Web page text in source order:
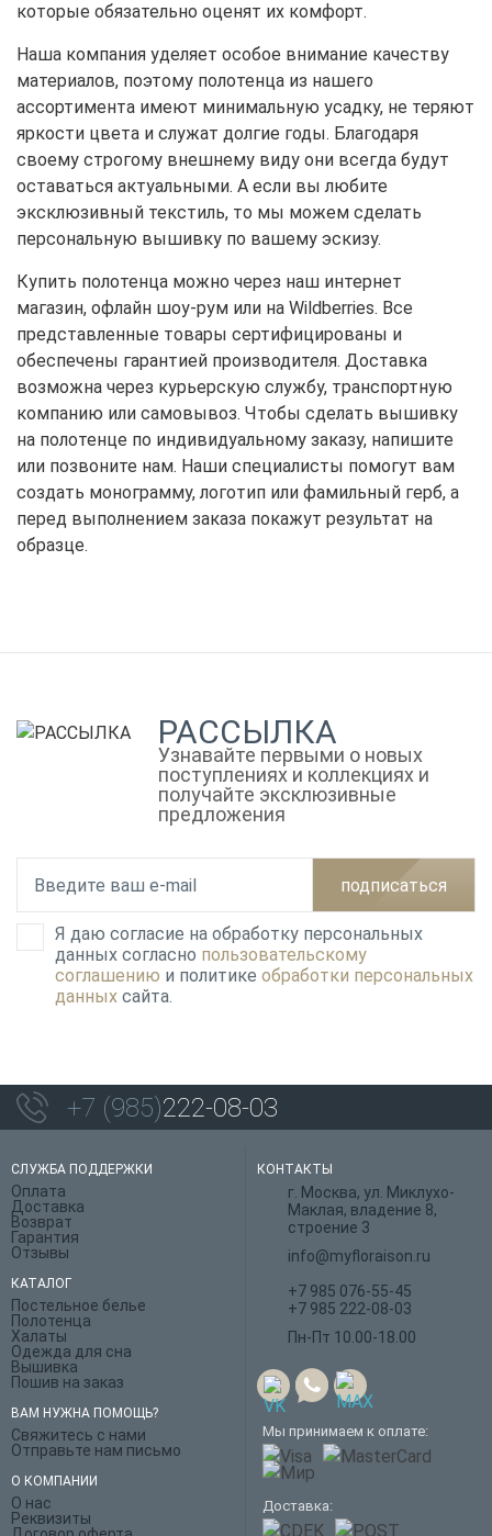
которые обязательно оценят их комфорт.
Наша компания уделяет особое внимание качеству
материалов, поэтому полотенца из нашего
ассортимента имеют минимальную усадку, не теряют
яркости цвета и служат долгие годы. Благодаря
своему строгому внешнему виду они всегда будут
оставаться актуальными. А если вы любите
эксклюзивный текстиль, то мы можем сделать
персональную вышивку по вашему эскизу.
Купить полотенца можно через наш интернет
магазин, офлайн шоу-рум или на Wildberries. Все
представленные товары сертифицированы и
обеспечены гарантией производителя. Доставка
возможна через курьерскую службу, транспортную
компанию или самовывоз. Чтобы сделать вышивку
на полотенце по индивидуальному заказу, напишите
или позвоните нам. Наши специалисты помогут вам
создать монограмму, логотип или фамильный герб, а
перед выполнением заказа покажут результат на
образце.
РАССЫЛКА
Узнавайте первыми о новых
поступлениях и коллекциях и
получайте эксклюзивные
предложения
подписаться
Я даю согласие на обработку персональных
данных согласно пользовательскому
соглашению и политике обработки персональных
данных сайта.
+7 (985)222-08-03
СЛУЖБА ПОДДЕРЖКИ
Оплата
Доставка
Возврат
Гарантия
Отзывы
КАТАЛОГ
Постельное белье
Полотенца
Халаты
Одежда для сна
Вышивка
Пошив на заказ
ВАМ НУЖНА ПОМОЩЬ?
Свяжитесь с нами
Отправьте нам письмо
О КОМПАНИИ
О нас
Реквизиты
КОНТАКТЫ
г. Москва, ул. Миклухо-
Маклая, владение 8,
строение 3
info@myfloraison.ru
+7 985 076-55-45
+7 985 222-08-03
Пн-Пт 10.00-18.00
Мы принимаем к оплате:
Доставка: